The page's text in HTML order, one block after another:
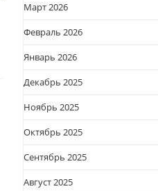
Март 2026
Февраль 2026
Январь 2026
Декабрь 2025
Ноябрь 2025
Октябрь 2025
Сентябрь 2025
Август 2025